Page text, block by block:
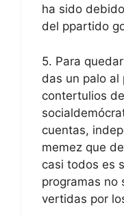
ha sido
del ppartido
5. Para
das un palo al
contertulios
cuentas,
memez que
casi todos es
programas no
vertidas por